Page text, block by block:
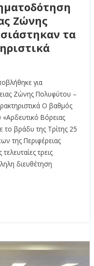
Ζώνης
τα
για
Ζώνης Πολυφύτου –
Ο βαθμός
Βόρειας
βράδυ της Τρίτης 25
της Περιφέρειας
τρεις
διευθέτηση